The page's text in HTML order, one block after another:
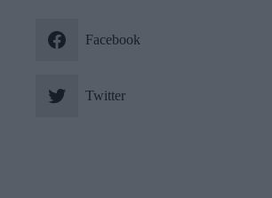
Facebook
Twitter